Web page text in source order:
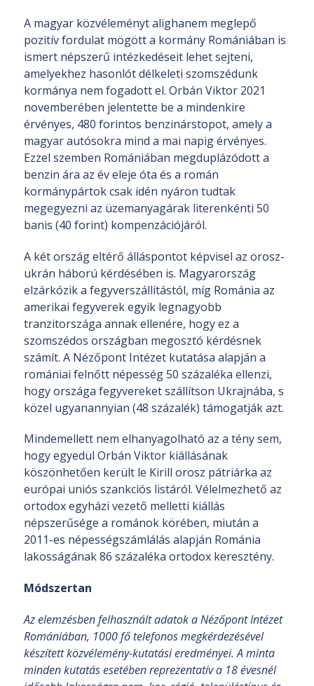
A magyar közvéleményt alighanem meglepő
pozitív fordulat mögött a kormány Romániában is
ismert népszerű intézkedéseit lehet sejteni,
amelyekhez hasonlót délkeleti szomszédunk
kormánya nem fogadott el. Orbán Viktor 2021
novemberében jelentette be a mindenkire
érvényes, 480 forintos benzinárstopot, amely a
magyar autósokra mind a mai napig érvényes.
Ezzel szemben Romániában megduplázódott a
benzin ára az év eleje óta és a román
kormánypártok csak idén nyáron tudtak
megegyezni az üzemanyagárak literenkénti 50
banis (40 forint) kompenzációjáról.
A két ország eltérő álláspontot képvisel az orosz-
ukrán háború kérdésében is. Magyarország
elzárkózik a fegyverszállítástól, míg Románia az
amerikai fegyverek egyik legnagyobb
tranzitországa annak ellenére, hogy ez a
szomszédos országban megosztó kérdésnek
számít. A Nézőpont Intézet kutatása alapján a
romániai felnőtt népesség 50 százaléka ellenzi,
hogy országa fegyvereket szállítson Ukrajnába, s
közel ugyanannyian (48 százalék) támogatják azt.
Mindemellett nem elhanyagolható az a tény sem,
hogy egyedül Orbán Viktor kiállásának
köszönhetően került le Kirill orosz pátriárka az
európai uniós szankciós listáról. Vélelmezhető az
ortodox egyházi vezető melletti kiállás
népszerűsége a románok körében, miután a
2011-es népességszámlálás alapján Románia
lakosságának 86 százaléka ortodox keresztény.
Módszertan
Az elemzésben felhasznált adatok a Nézőpont Intézet
Romániában, 1000 fő telefonos megkérdezésével
készített közvélemény-kutatási eredményei. A minta
minden kutatás esetében reprezentatív a 18 évesnél